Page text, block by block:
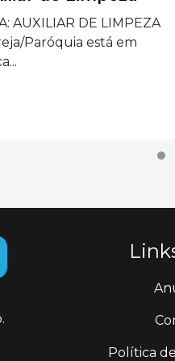
cargas e descargas
entregam e
Política